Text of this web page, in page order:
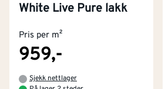
White Live Pure lakk
Pris per m²
959,-
Sjekk nettlager
Kjøpsbetingelser
Kontakt oss
Tjenester
Montér Klubb
Om Montér
Byggevarehus og åpningstider
Prismatch